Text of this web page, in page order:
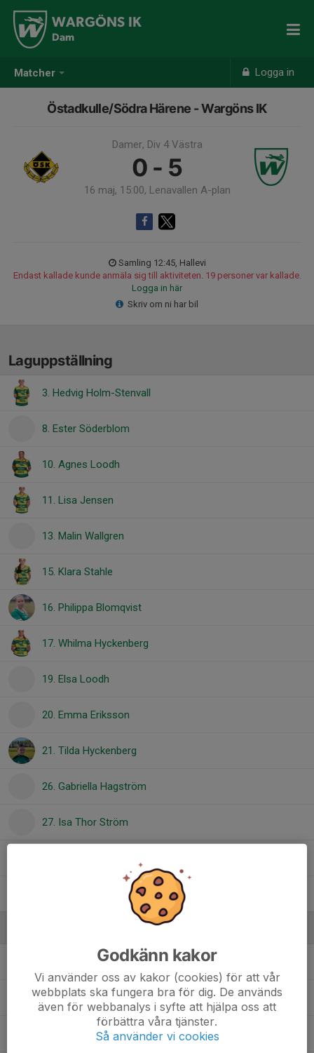
Matcher Logga in
WARGÖNS IK
Dam
Östadkulle/Södra Härene - Wargöns IK
Damer, Div 4 Västra
0 - 5
16 maj, 15:00, Lenavallen A-plan
Samling 12:45, Hallevi
Endast kallade kunde anmäla sig till aktiviteten. 19 personer var kallade.
Logga in här
Skriv om ni har bil
Laguppställning
3. Hedvig Holm-Stenvall
8. Ester Söderblom
10. Agnes Loodh
11. Lisa Jensen
13. Malin Wallgren
15. Klara Stahle
16. Philippa Blomqvist
17. Whilma Hyckenberg
19. Elsa Loodh
20. Emma Eriksson
21. Tilda Hyckenberg
26. Gabriella Hagström
27. Isa Thor Ström
Erika HalmaAssisterande tränare
Lars JensenLedare
Lars WennbergLedare
Godkänn kakor
Vi använder oss av kakor (cookies) för att vår
webbplats ska fungera bra för dig. De används
även för webbanalys i syfte att hjälpa oss att
förbättra våra tjänster.
Så använder vi cookies